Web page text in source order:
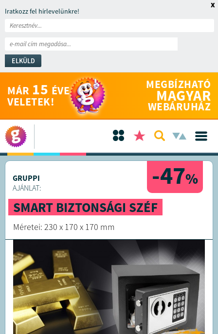
Iratkozz fel hírlevelünkre!
ELKÜLD
x
MÁR 15 ÉVE
VELETEK!
MEGBÍZHATÓ
MAGYAR
WEBÁRUHÁZ
-47%
GRUPPI
AJÁNLAT:
SMART BIZTONSÁGI SZÉF
Méretei: 230 x 170 x 170 mm